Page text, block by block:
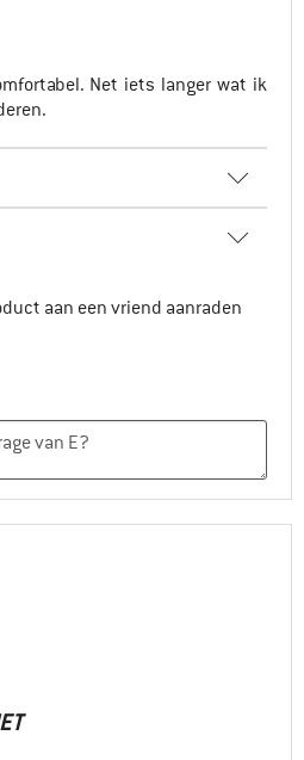
Net iets langer wat ik
aan een vriend aanraden